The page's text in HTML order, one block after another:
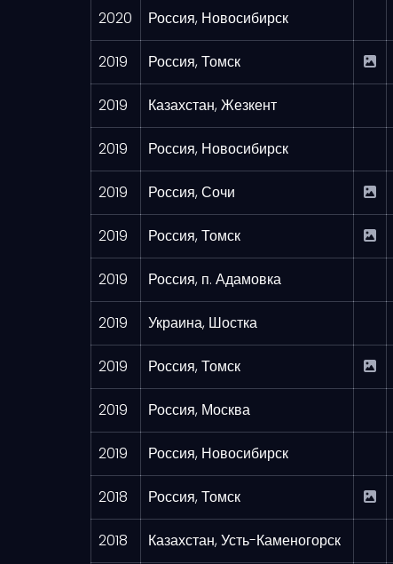
2020 Россия, Новосибирск
2019 Россия, Томск
2019 Казахстан, Жезкент
2019 Россия, Новосибирск
2019 Россия, Сочи
2019 Россия, Томск
2019 Россия, п. Адамовка
2019 Украина, Шостка
2019 Россия, Томск
2019 Россия, Москва
2019 Россия, Новосибирск
2018 Россия, Томск
2018 Казахстан, Усть-Каменогорск